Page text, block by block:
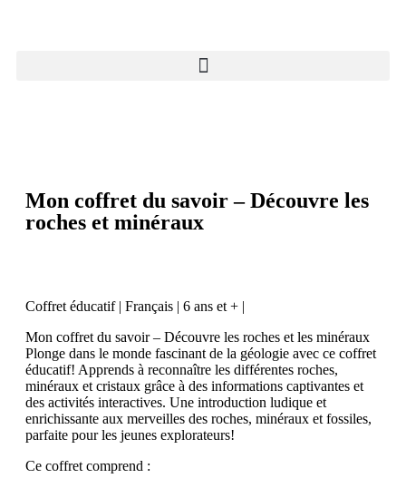
Mon coffret du savoir – Découvre les
roches et minéraux
Coffret éducatif | Français | 6 ans et + |
Mon coffret du savoir – Découvre les roches et les minéraux
Plonge dans le monde fascinant de la géologie avec ce coffret
éducatif! Apprends à reconnaître les différentes roches,
minéraux et cristaux grâce à des informations captivantes et
des activités interactives. Une introduction ludique et
enrichissante aux merveilles des roches, minéraux et fossiles,
parfaite pour les jeunes explorateurs!
Ce coffret comprend :